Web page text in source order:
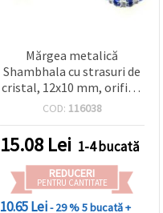
Mărgea metalică
Shambhala cu strasuri de
cristal, 12x10 mm, orificiu
5 mm, culori mixte
COD: 116038
15.08 Lei 1-4 bucată
REDUCERI
PENTRU CANTITATE
10.65 Lei- 29 %5 bucată +